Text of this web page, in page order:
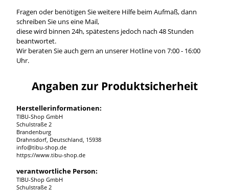
Fragen oder benötigen Sie weitere Hilfe beim Aufmaß, dann
schreiben Sie uns eine Mail,
diese wird binnen 24h, spätestens jedoch nach 48 Stunden
beantwortet.
Wir beraten Sie auch gern an unserer Hotline von 7:00 - 16:00
Uhr.
Angaben zur Produktsicherheit
Herstellerinformationen:
TIBU-Shop GmbH
Schulstraße 2
Brandenburg
Drahnsdorf, Deutschland, 15938
info@tibu-shop.de
https://www.tibu-shop.de
verantwortliche Person:
TIBU-Shop GmbH
Schulstraße 2